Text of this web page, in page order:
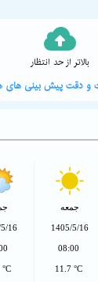
بالاتر از حد انتظار
و دقت پیش بینی های
جمعه
1405/5/16
08:00
11.7 °C
16